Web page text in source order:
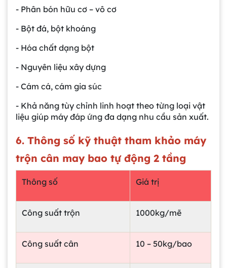
- Phân bón hữu cơ – vô cơ
- Bột đá, bột khoáng
- Hóa chất dạng bột
- Nguyên liệu xây dựng
- Cám cá, cám gia súc
- Khả năng tùy chỉnh linh hoạt theo từng loại vật
liệu giúp máy đáp ứng đa dạng nhu cầu sản xuất.
6. Thông số kỹ thuật tham khảo máy
trộn cân may bao tự động 2 tầng
Thông số Giá trị
Công suất trộn 1000kg/mẽ
Công suất cân 10 – 50kg/bao